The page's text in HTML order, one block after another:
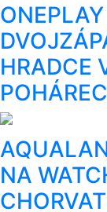
HRADCE
NA